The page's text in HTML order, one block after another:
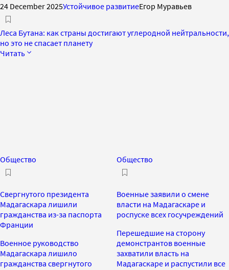
24 December 2025Устойчивое развитиеЕгор Муравьев
Леса Бутана: как страны достигают углеродной нейтральности,
но это не спасает планету
Читать
Общество
Свергнутого президента
Мадагаскара лишили
гражданства из-за паспорта
Франции
Военное руководство
Мадагаскара лишило
гражданства свергнутого
Общество
Военные заявили о смене
власти на Мадагаскаре и
роспуске всех госучреждений
Перешедшие на сторону
демонстрантов военные
захватили власть на
Мадагаскаре и распустили все